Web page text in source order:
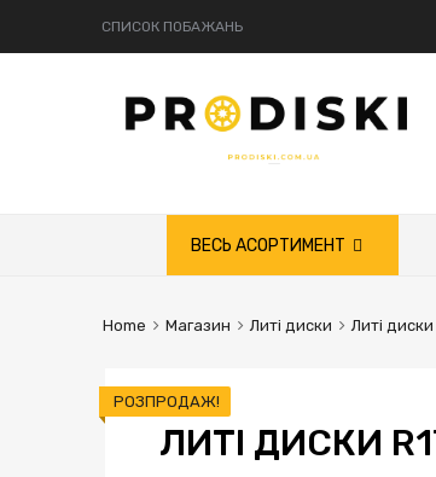
СПИСОК ПОБАЖАНЬ
ВЕСЬ АСОРТИМЕНТ
Home Магазин Литі диски Литі диски
ЛИТІ ДИСКИ
РОЗПРОДАЖ!